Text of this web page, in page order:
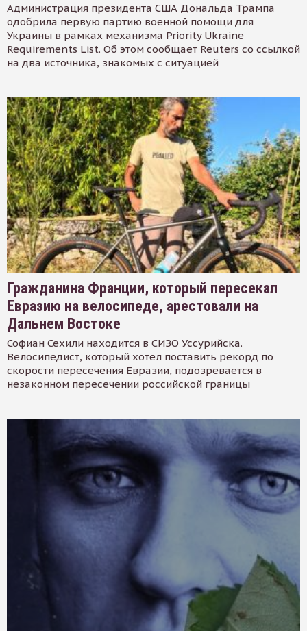
Администрация президента США Дональда Трампа
одобрила первую партию военной помощи для
Украины в рамках механизма Priority Ukraine
Requirements List. Об этом сообщает Reuters со ссылкой
на два источника, знакомых с ситуацией
Гражданина Франции, который пересекал
Евразию на велосипеде, арестовали на
Дальнем Востоке
Софиан Сехили находится в СИЗО Уссурийска.
Велосипедист, который хотел поставить рекорд по
скорости пересечения Евразии, подозревается в
незаконном пересечении российской границы